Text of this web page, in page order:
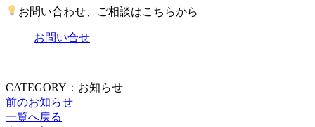
お問い合わせ、ご相談はこちらから
お問い合せ
CATEGORY：お知らせ
前のお知らせ
一覧へ戻る